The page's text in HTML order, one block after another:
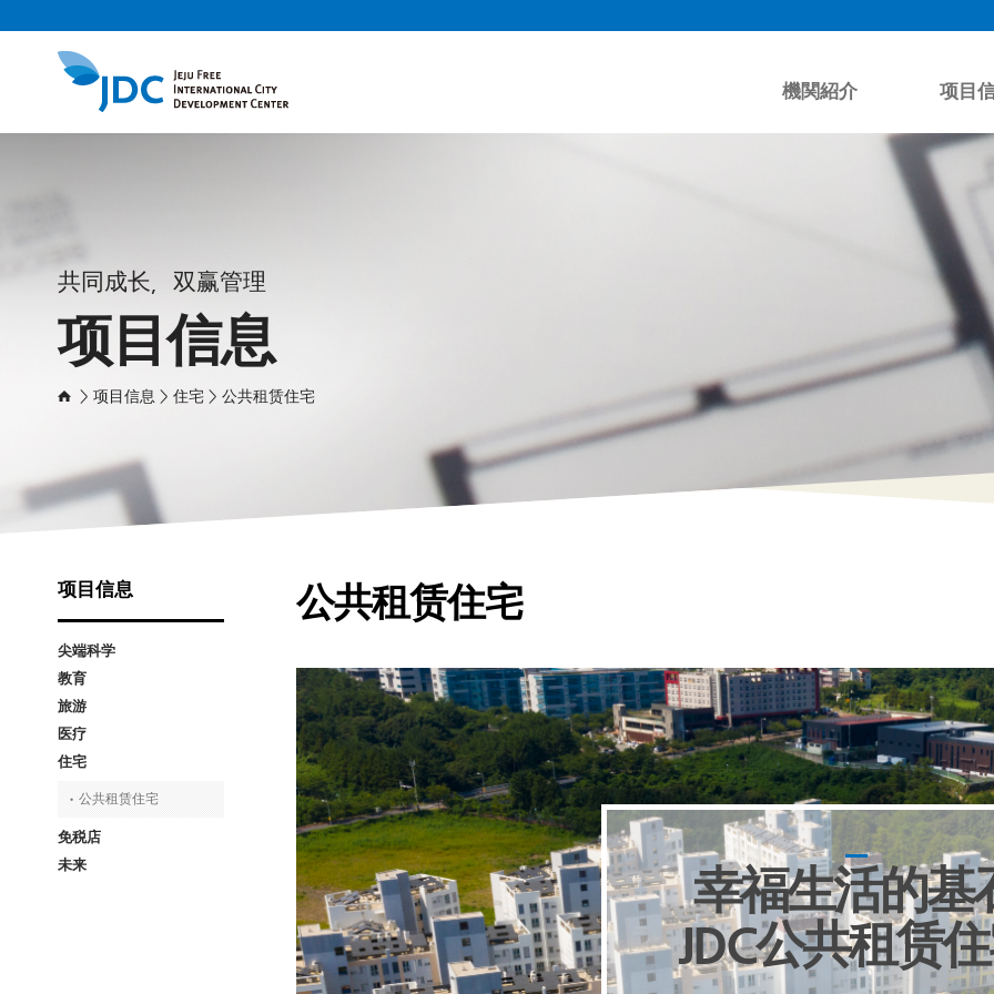
機関紹介 项目
共同成长，双赢管理
项目信息
> 项目信息 > 住宅 > 公共租赁住宅
项目信息
尖端科学
济州尖端科学技术园区
教育
英语教育城市
旅游
神话历史公园
济州航空宇宙博物馆
医疗
济州健康医疗城
住宅
公共租赁住宅
免税店
未来
公共租赁住宅
幸福生活的基
JDC公共租赁